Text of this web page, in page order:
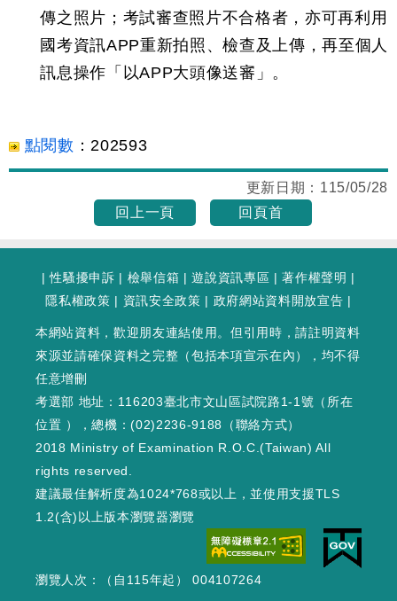
傳之照片；考試審查照片不合格者，亦可再利用
國考資訊APP重新拍照、檢查及上傳，再至個人
訊息操作「以APP大頭像送審」。
點閱數 ：202593
更新日期： 115/05/28
回上一頁
回頁首
|性騷擾申訴 | 檢舉信箱 |遊說資訊專區 |著作權聲明 |
隱私權政策 | 資訊安全政策 | 政府網站資料開放宣告 |
本網站資料，歡迎朋友連結使用。但引用時，請註明資料
來源並請確保資料之完整（包括本項宣示在內），均不得
任意增刪
考選部 地址：116203臺北市文山區試院路1-1號（ 所在
位置 ），總機：(02)2236-9188（聯絡方式）
2018 Ministry of Examination R.O.C.(Taiwan) All
rights reserved.
建議最佳解析度為1024*768或以上，並使用支援TLS
1.2(含)以上版本瀏覽器瀏覽
瀏覽人次：（自115年起） 004107264